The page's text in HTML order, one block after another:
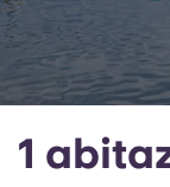
1